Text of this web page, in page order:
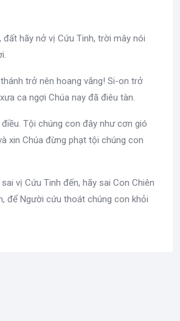
hãy nở vị Cứu Tinh, trời mây nói
trở nên hoang vắng! Si-on trở
ca ngợi Chúa nay đã điêu tàn.
Tội chúng con đây như cơn gió
xin Chúa đừng phạt tội chúng con
vị Cứu Tinh đến, hãy sai Con Chiên
để Người cứu thoát chúng con khỏi